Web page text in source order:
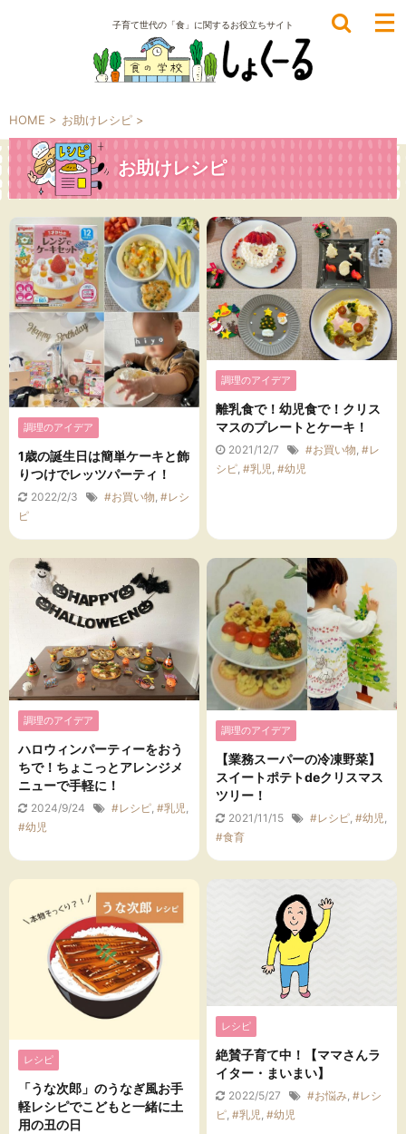
子育て世代の「食」に関するお役立ちサイト
HOME > お助けレシピ >
お助けレシピ
調理のアイデア
1歳の誕生日は簡単ケーキと飾
りつけでレッツパーティ！
2022/2/3 #お買い物, #レシ
ピ
調理のアイデア
離乳食で！幼児食で！クリス
マスのプレートとケーキ！
2021/12/7 #お買い物 ,#レ
シピ ,#乳児 ,#幼児
調理のアイデア
ハロウィンパーティーをおう
ちで！ちょこっとアレンジメ
ニューで手軽に！
2024/9/24 #レシピ, #乳児,
#幼児
調理のアイデア
【業務スーパーの冷凍野菜】
スイートポテトdeクリスマス
ツリー！
2021/11/15 #レシピ,#幼児,
#食育
レシピ
「うな次郎」のうなぎ風お手
軽レシピでこどもと一緒に土
用の丑の日
レシピ
絶賛子育て中！【ママさんラ
イター・まいまい】
2022/5/27 #お悩み,#レシ
ピ,#乳児,#幼児